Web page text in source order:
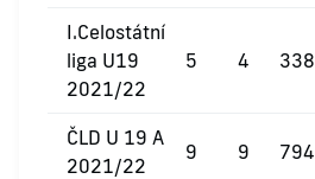
I.Celostátní
liga U19
2021/22
5 4 338
ČLD U 19 A
2021/22
9 9 794